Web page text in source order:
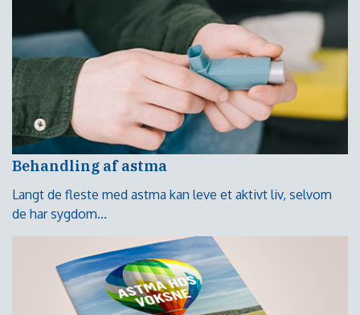
Behandling af astma
Langt de fleste med astma kan leve et aktivt liv, selvom
de har sygdom...